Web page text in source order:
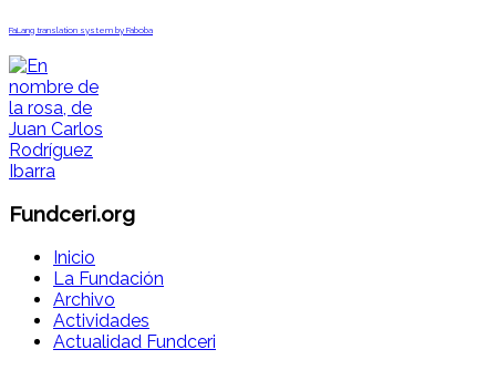
FaLang translation system by Faboba
Fundceri.org
Inicio
La Fundación
Archivo
Actividades
Actualidad Fundceri